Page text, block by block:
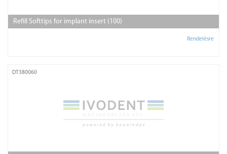
Refill Softtips for implant insert (100)
Rendelésre
DT380060